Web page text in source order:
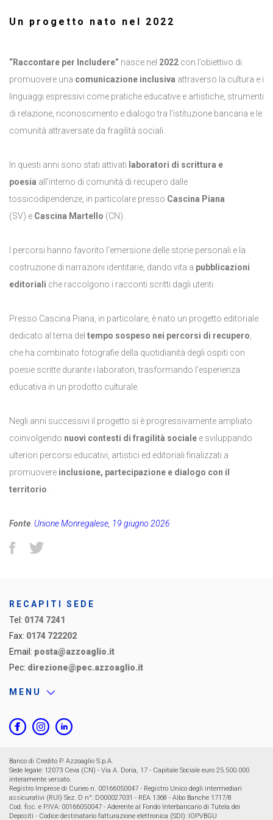
Un progetto nato nel 2022
“Raccontare per Includere” nasce nel 2022 con l’obiettivo di
promuovere una comunicazione inclusiva attraverso la cultura e i
linguaggi espressivi come pratiche educative e artistiche, strumenti
di relazione, riconoscimento e dialogo tra l’istituzione bancaria e le
comunità attraversate da fragilità sociali.
In questi anni sono stati attivati laboratori di scrittura e
poesia all’interno di comunità di recupero dalle
tossicodipendenze, in particolare presso Cascina Piana
(SV) e Cascina Martello (CN).
I percorsi hanno favorito l’emersione delle storie personali e la
costruzione di narrazioni identitarie, dando vita a pubblicazioni
editoriali che raccolgono i racconti scritti dagli utenti.
Presso Cascina Piana, in particolare, è nato un progetto editoriale
dedicato al tema del tempo sospeso nei percorsi di recupero
che ha combinato fotografie della quotidianità degli ospiti con
poesie scritte durante i laboratori, trasformando l’esperienza
educativa in un prodotto culturale.
Negli anni successivi il progetto si è progressivamente ampliato
coinvolgendo nuovi contesti di fragilità sociale e sviluppando
ulteriori percorsi educativi, artistici ed editoriali finalizzati a
promuovere inclusione, partecipazione e dialogo con il
territorio
Fonte: Unione Monregalese, 19 giugno 2026
RECAPITI SEDE
Tel: 0174 7241
Fax: 0174 722202
Email: posta@azzoaglio.it
Pec: direzione@pec.azzoaglio.it
MENU
Banco di Credito P. Azzoaglio S.p.A.
Sede legale: 12073 Ceva (CN) - Via A. Doria, 17 - Capitale Sociale euro 25.500.000
interamente versato.
Registro Imprese di Cuneo n. 00166050047 - Registro Unico degli intermediari
assicurativi (RUI) Sez. D n°: D000027031 - REA 1368 - Albo Banche 1717/8
Cod. fisc. e P.IVA: 00166050047 - Aderente al Fondo Interbancario di Tutela dei
Depositi - Codice destinatario fatturazione elettronica (SDI): IOPVBGU